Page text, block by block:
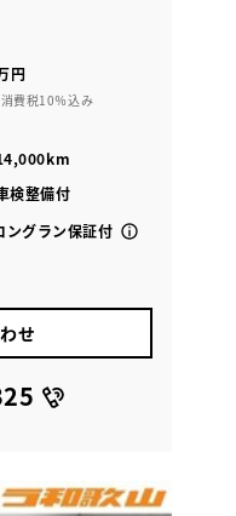
円
費税10％込み
検整備付
ングラン保証付
せ